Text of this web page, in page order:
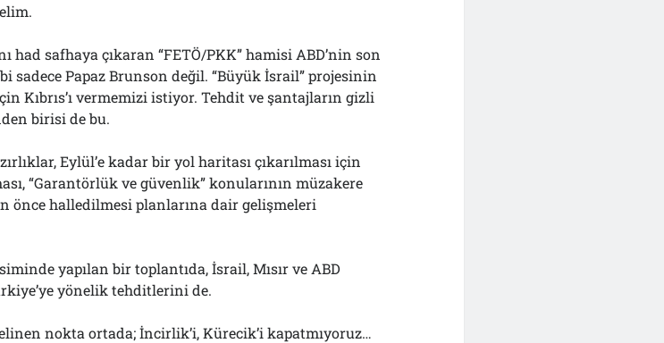
had safhaya çıkaran “FETÖ/PKK” hamisi ABD’nin son
sadece Papaz Brunson değil. “Büyük İsrail” projesinin
Kıbrıs’ı vermemizi istiyor. Tehdit ve şantajların gizli
birisi de bu.
Eylül’e kadar bir yol haritası çıkarılması için
“Garantörlük ve güvenlik” konularının müzakere
önce halledilmesi planlarına dair gelişmeleri
yapılan bir toplantıda, İsrail, Mısır ve ABD
yönelik tehditlerini de.
nokta ortada; İncirlik’i, Kürecik’i kapatmıyoruz…